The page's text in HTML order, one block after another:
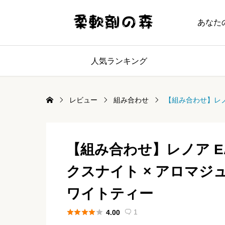
あなた
人気ランキング
レビュー 組み合わせ 【組み合わせ】
【組み合わせ】レノア
クスナイト × アロマジ
ワイトティー
 4.00  1